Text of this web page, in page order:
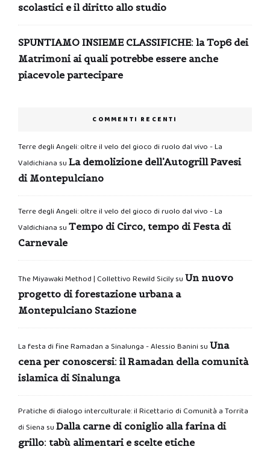
scolastici e il diritto allo studio
SPUNTIAMO INSIEME CLASSIFICHE: la Top6 dei
Matrimoni ai quali potrebbe essere anche
piacevole partecipare
COMMENTI RECENTI
Terre degli Angeli: oltre il velo del gioco di ruolo dal vivo - La
Valdichiana su La demolizione dell’Autogrill Pavesi
di Montepulciano
Terre degli Angeli: oltre il velo del gioco di ruolo dal vivo - La
Valdichiana su Tempo di Circo, tempo di Festa di
Carnevale
The Miyawaki Method | Collettivo Rewild Sicilysu Un nuovo
progetto di forestazione urbana a
Montepulciano Stazione
La festa di fine Ramadan a Sinalunga - Alessio Banini su Una
cena per conoscersi: il Ramadan della comunità
islamica di Sinalunga
Pratiche di dialogo interculturale: il Ricettario di Comunità a Torrita
di Siena su Dalla carne di coniglio alla farina di
grillo: tabù alimentari e scelte etiche